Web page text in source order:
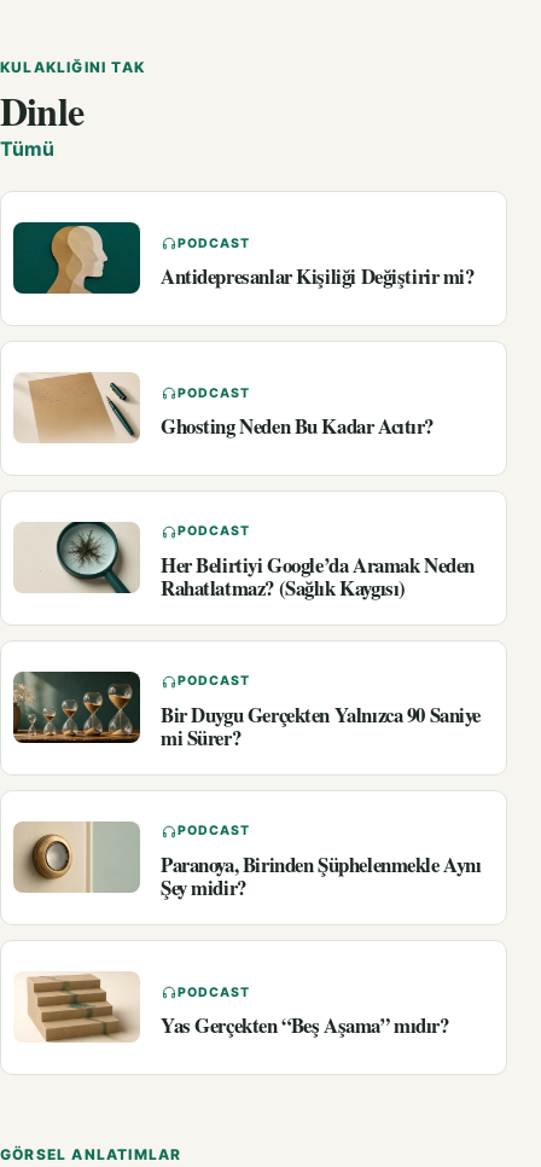
KULAKLIĞINI TAK
Dinle
Tümü
PODCAST
Antidepresanlar Kişiliği Değiştirir mi?
PODCAST
Ghosting Neden Bu Kadar Acıtır?
PODCAST
Her Belirtiyi Google’da Aramak Neden
Rahatlatmaz? (Sağlık Kaygısı)
PODCAST
Bir Duygu Gerçekten Yalnızca 90 Saniye
mi Sürer?
PODCAST
Paranoya, Birinden Şüphelenmekle Aynı
Şey midir?
PODCAST
Yas Gerçekten “Beş Aşama” mıdır?
GÖRSEL ANLATIMLAR